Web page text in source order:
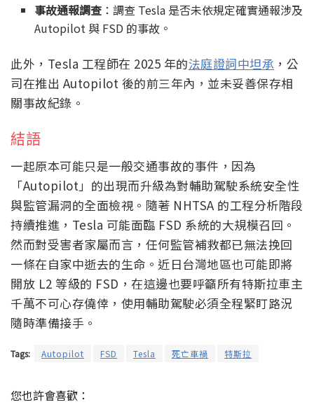
事故通報調查 ：調查 Tesla 是否未依規定確實通報涉及
Autopilot 與 FSD 的事故。
此外，Tesla 工程師在 2025 年的法庭證詞中坦承 ，公
司在推出 Autopilot 後的前三年內，並未妥善保存相
關事故紀錄。
結語
一起原本可能只是一般交通事故的事件，因為
「Autopilot」的出現而升級為對輔助駕駛系統安全性
與監管漏洞的全面檢視。隨著 NHTSA 的工程分析階段
持續推進，Tesla 可能面臨 FSD 系統的大規模召回。
然而對受害者家屬而言，任何監管補救都已無法挽回
一條在自家中逝去的生命。近日台灣地區也可能即將
開放 L2 等級的 FSD，在這邊也要呼籲所有特斯拉車主
千萬不可心存僥倖，使用輔助駕駛必須全程緊盯路況
隨時準備接手。
Tags: Autopilot FSD Tesla 死亡車禍 特斯拉
您也許會喜歡：